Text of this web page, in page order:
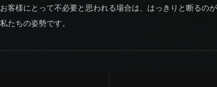
お客様にとって不必要と思われる場合は、はっきりと断るのが
私たちの姿勢です。